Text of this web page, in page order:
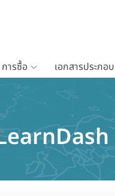
การซื้อ เอกสารประกอ